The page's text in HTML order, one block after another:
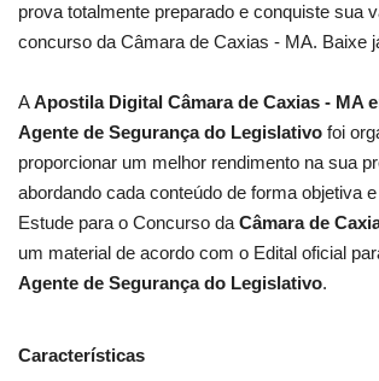
prova totalmente preparado e conquiste sua
concurso da Câmara de Caxias - MA. Baixe
AApostila Digital Câmara de Caxias - MA
Agente de Segurança do Legislativo foi
proporcionar um melhor rendimento na sua
abordando cada conteúdo de forma objetiva
Estude para o Concurso da Câmara de
um material de acordo com o Edital oficial
Agente de Segurança do Legislativo.
Características